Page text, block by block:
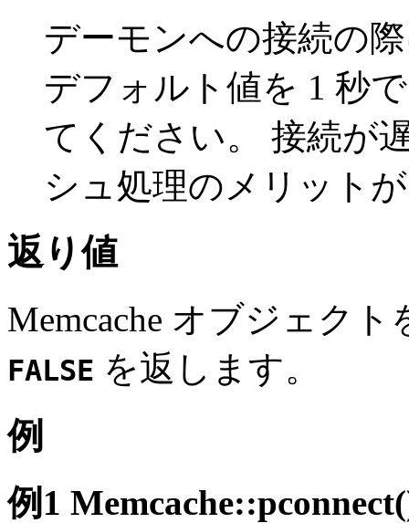
デーモンへの接続の
デフォルト値を 1 秒
てください。 接続が
シュ処理のメリット
返り値
Memcache オブジェク
FALSE を返します。
例
例1